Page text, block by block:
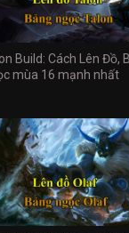
Build: Cách Lên Đồ,
mùa 16 mạnh nhất